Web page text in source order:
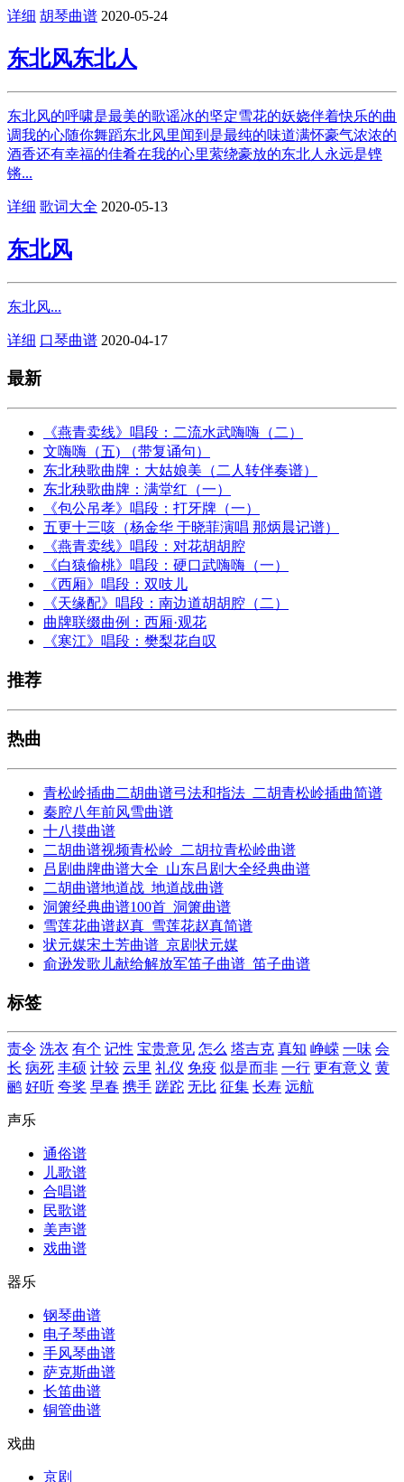
详细 胡琴曲谱 2020-05-24
东北风东北人
东北风的呼啸是最美的歌谣冰的坚定雪花的妖娆伴着快乐的曲
调我的心随你舞蹈东北风里闻到是最纯的味道满怀豪气浓浓的
酒香还有幸福的佳肴在我的心里萦绕豪放的东北人永远是铿
锵...
详细 歌词大全 2020-05-13
东北风
东北风...
详细 口琴曲谱 2020-04-17
最新
《燕青卖线》唱段：二流水武嗨嗨（二）
文嗨嗨（五) （带复诵句）
东北秧歌曲牌：大姑娘美（二人转伴奏谱）
东北秧歌曲牌：满堂红（一）
《包公吊孝》唱段：打牙牌（一）
五更十三咳（杨金华 于晓菲演唱 那炳晨记谱）
《燕青卖线》唱段：对花胡胡腔
《白猿偷桃》唱段：硬口武嗨嗨（一）
《西厢》唱段：双吱儿
《天缘配》唱段：南边道胡胡腔（二）
曲牌联缀曲例：西厢·观花
《寒江》唱段：樊梨花自叹
推荐
热曲
青松岭插曲二胡曲谱弓法和指法_二胡青松岭插曲简谱
秦腔八年前风雪曲谱
十八摸曲谱
二胡曲谱视频青松岭_二胡拉青松岭曲谱
吕剧曲牌曲谱大全_山东吕剧大全经典曲谱
二胡曲谱地道战_地道战曲谱
洞箫经典曲谱100首_洞箫曲谱
雪莲花曲谱赵真_雪莲花赵真简谱
状元媒宋土芳曲谱_京剧状元媒
俞逊发歌儿献给解放军笛子曲谱_笛子曲谱
标签
责令 洗衣 有个 记性 宝贵意见 怎么 塔吉克 真知 峥嵘 一味 会
长 病死 丰硕 计较 云里 礼仪 免疫 似是而非 一行 更有意义 黄
鹂 好听 夸奖 早春 携手 蹉跎 无比 征集 长寿 远航
声乐
通俗谱
儿歌谱
合唱谱
民歌谱
美声谱
戏曲谱
器乐
钢琴曲谱
电子琴曲谱
手风琴曲谱
萨克斯曲谱
长笛曲谱
铜管曲谱
戏曲
京剧